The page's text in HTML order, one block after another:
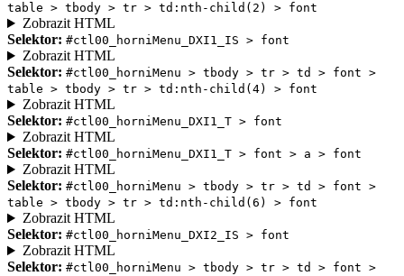
table > tbody > tr > td:nth-child(2) > font
Zobrazit HTML
Selektor: #ctl00_horniMenu_DXI1_IS > font
Zobrazit HTML
Selektor: #ctl00_horniMenu > tbody > tr > td > font >
table > tbody > tr > td:nth-child(4) > font
Zobrazit HTML
Selektor: #ctl00_horniMenu_DXI1_T > font
Zobrazit HTML
Selektor: #ctl00_horniMenu_DXI1_T > font > a > font
Zobrazit HTML
Selektor: #ctl00_horniMenu > tbody > tr > td > font >
table > tbody > tr > td:nth-child(6) > font
Zobrazit HTML
Selektor: #ctl00_horniMenu_DXI2_IS > font
Zobrazit HTML
Selektor: #ctl00_horniMenu > tbody > tr > td > font >